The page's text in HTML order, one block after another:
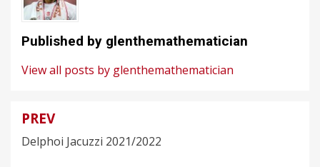
Published by glenthemathematician
View all posts by glenthemathematician
Bejegyzés
navigáció
PREV
Delphoi Jacuzzi 2021/2022